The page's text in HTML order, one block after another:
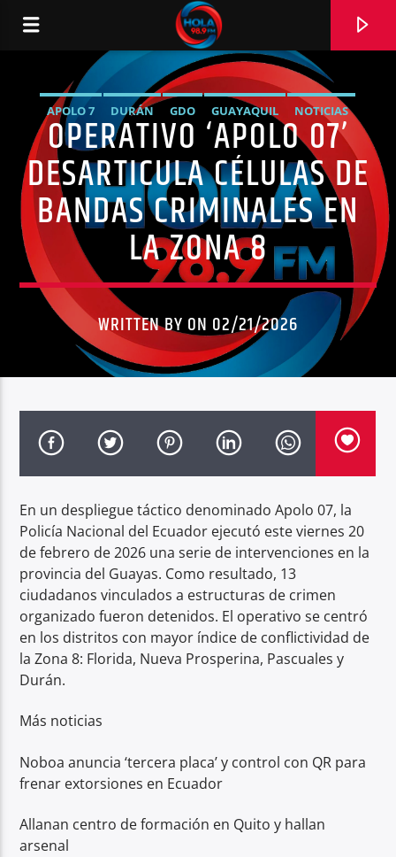
RADIO HOLA
0:00
Radio hola
APOLO 7 DURÁN GDO GUAYAQUIL
NOTICIAS
NUEVA PROSPERINA
POLICÍA NACIONAL TERRORISMO
OPERATIVO ‘APOLO 07’
DESARTICULA CÉLULAS DE
BANDAS CRIMINALES EN
LA ZONA 8
WRITTEN BY ON 02/21/2026
En un despliegue táctico denominado Apolo 07, la
Policía Nacional del Ecuador ejecutó este viernes 20
de febrero de 2026 una serie de intervenciones en la
provincia del Guayas. Como resultado, 13
ciudadanos vinculados a estructuras de crimen
organizado fueron detenidos. El operativo se centró
en los distritos con mayor índice de conflictividad de
la Zona 8: Florida, Nueva Prosperina, Pascuales y
Durán.
Más noticias
Noboa anuncia ‘tercera placa’ y control con QR para
frenar extorsiones en Ecuador
Allanan centro de formación en Quito y hallan
arsenal